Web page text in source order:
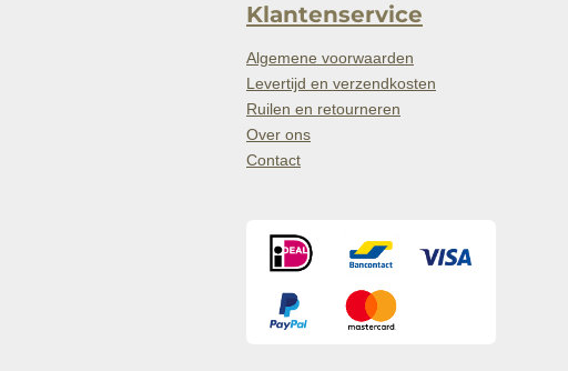
Klantenservice
Algemene voorwaarden
Levertijd en verzendkosten
Ruilen en retourneren
Over ons
Contact